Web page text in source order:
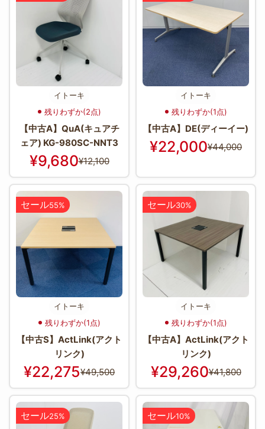
イトーキ
残りわずか(2点)
【中古A】QuA(キュアチ
ェア) KG-980SC-NNT3
¥9,680¥12,100
イトーキ
残りわずか(1点)
【中古A】DE(ディーイー)
¥22,000¥44,000
セール55%
イトーキ
残りわずか(1点)
【中古S】ActLink(アクト
リンク)
¥22,275¥49,500
セール30%
イトーキ
残りわずか(1点)
【中古A】ActLink(アクト
リンク)
¥29,260¥41,800
セール25% セール10%